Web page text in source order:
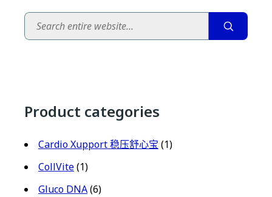
Search
Product categories
Cardio Xupport 稳压舒心宝 (1)
CollVite(1)
Gluco DNA(6)